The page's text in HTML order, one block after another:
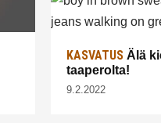
KASVATUS Älä
taaperolta!
9.2.2022